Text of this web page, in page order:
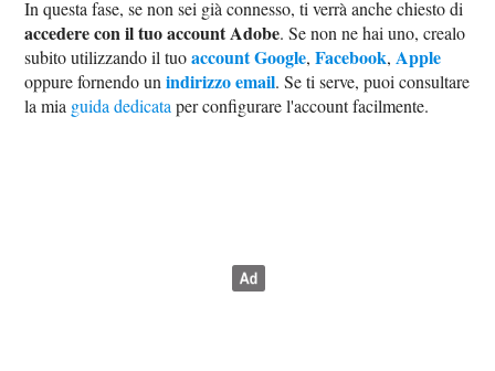
In questa fase, se non sei già connesso, ti verrà anche chiesto di
accedere con il tuo account Adobe. Se non ne hai uno, crealo
subito utilizzando il tuoaccount Google,Facebook, Apple
oppure fornendo unindirizzo email. Se ti serve, puoi consultare
la mia guida dedicata per configurare l'account facilmente.